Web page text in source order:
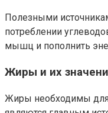
Полезными
потреблении
мышц и пополнить
Жиры и их
Жиры необходимы для